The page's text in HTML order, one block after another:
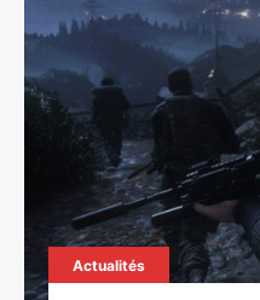
Actualités